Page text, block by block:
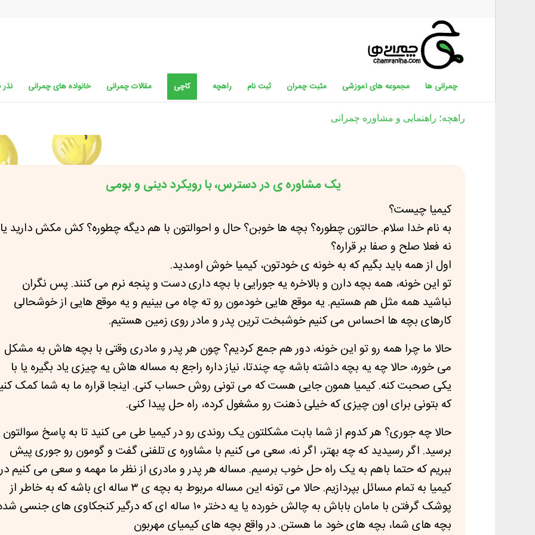
چمرانی ها مجموعه های آموزشی مثبت چمران ثبت نام راهچه کاچی مقالات چمرانی خانواده های چمرانی
راهچه؛ راهنمایی و مشاوره چمرانی
یک مشاوره ی در دسترس، با رویکرد دینی و بومی
کیمیا چیست؟
به نام خدا سلام. حالتون چطوره؟ بچه ها خوبن؟حال و احوالتون با هم دیگه چطوره؟کش مکش دارید یا
نه فعلا صلح و صفا بر قراره؟
اول از همه باید بگیم که به خونه ی خودتون، کیمیا خوش اومدید.
تو این خونه، همه بچه دارن و بالاخره یه جورایی با بچه داری دست و پنجه نرم می کنند. پس نگران
نباشید همه مثل هم هستیم. یه موقع هایی خودمون رو ته چاه می بینیم و یه موقع هایی از خوشحالی
کارهای بچه ها احساس می کنیم خوشبخت ترین پدر و مادر روی زمین هستیم.
حالا ما چرا همه رو تو این خونه، دور هم جمع کردیم؟چون هر پدر و مادری وقتی با بچه هاش به مشکل
می خوره، حالا چه یه بچه داشته باشه چه چندتا، نیاز داره راجع به مساله هاش یه چیزی یاد بگیره یا با
یکی صحبت کنه.کیمیا همون جایی هست که می تونی روش حساب کنی. اینجا قراره ما به شما کمک
که بتونی برای اون چیزی که خیلی ذهنت رو مشغول کرده، راه حل پیدا کنی.
حالا چه جوری؟ هر کدوم از شما بابت مشکلتون یک روندی رو در کیمیا طی می کنید تا به پاسخ سوالتون
برسید. اگر رسیدید که چه بهتر، اگر نه، سعی می کنیم با مشاوره ی تلفنی گفت و گومون رو جوری پیش
ببریم که حتما باهم به یک راه حل خوب برسیم. مساله هر پدر و مادری از نظر ما مهمه و سعی می کنیم در
کیمیا به تمام مسائل بپردازیم. حالا می تونه این مساله مربوط به بچه ی ۳ ساله ای باشه که به خاطر از
پوشک گرفتن با مامان باباش به چالش خورده یا یه دختر ۱۰ ساله ای که درگیر کنجکاوی های جنسی شده.
بچه های شما، بچه های خود ما هستن. در واقع بچه های کیمیای مهربون